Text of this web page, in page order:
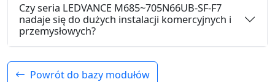
Czy seria LEDVANCE M685~705N66UB-SF-F7
nadaje się do dużych instalacji komercyjnych i
przemysłowych?
Powrót do bazy modułów